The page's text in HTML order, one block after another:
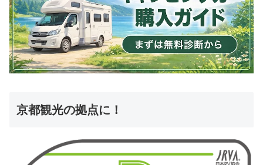
京都観光の拠点に！